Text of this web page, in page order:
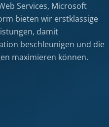
Services, Microsoft
bieten wir erstklassige
damit
beschleunigen und die
maximieren können.